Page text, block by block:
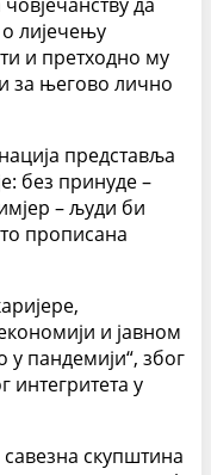
лијечењу
и претходно му
за његово лично
представља
без принуде –
– људи би
прописана
и јавном
пандемији“, због
интегритета у
скупштина